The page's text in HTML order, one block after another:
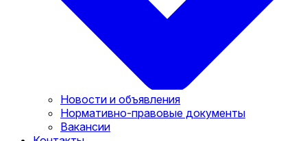
Новости и объявления
Нормативно-правовые документы
Вакансии